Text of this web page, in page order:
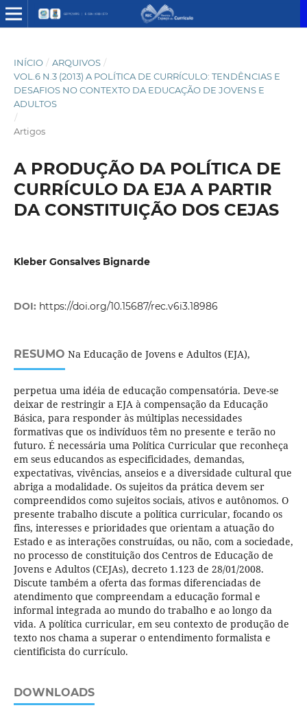
INÍCIO / ARQUIVOS /
VOL.6 N.3 (2013) A POLÍTICA DE CURRÍCULO: TENDÊNCIAS E
DESAFIOS NO CONTEXTO DA EDUCAÇÃO DE JOVENS E
ADULTOS
/
Artigos
A PRODUÇÃO DA POLÍTICA DE
CURRÍCULO DA EJA A PARTIR
DA CONSTITUIÇÃO DOS CEJAS
Kleber Gonsalves Bignarde
DOI: https://doi.org/10.15687/rec.v6i3.18986
RESUMO Na Educação de Jovens e Adultos (EJA),
perpetua uma idéia de educação compensatória. Deve-se
deixar de restringir a EJA à compensação da Educação
Básica, para responder às múltiplas necessidades
formativas que os indivíduos têm no presente e terão no
futuro. É necessária uma Política Curricular que reconheça
em seus educandos as especificidades, demandas,
expectativas, vivências, anseios e a diversidade cultural que
abriga a modalidade. Os sujeitos da prática devem ser
compreendidos como sujeitos sociais, ativos e autônomos. O
presente trabalho discute a política curricular, focando os
fins, interesses e prioridades que orientam a atuação do
Estado e as interações construídas, ou não, com a sociedade,
no processo de constituição dos Centros de Educação de
Jovens e Adultos (CEJAs), decreto 1.123 de 28/01/2008.
Discute também a oferta das formas diferenciadas de
atendimento que compreendam a educação formal e
informal integrada ao mundo do trabalho e ao longo da
vida. A política curricular, em seu contexto de produção de
texto nos chama a superar o entendimento formalista e
cientificista do currículo.
DOWNLOADS